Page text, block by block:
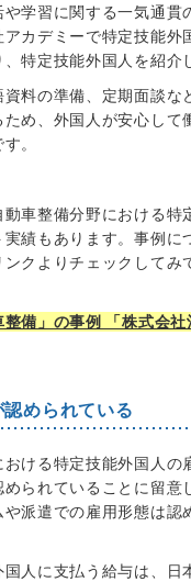
学習に関する一気通貫
アカデミーで特定技能外
特定技能外国人を紹介
料の準備、定期面談な
ため、外国人が安心して
。
車整備分野における特
績もあります。事例に
クよりチェックしてみ
備」の事例 「株式会
められている
ける特定技能外国人の
られていることに留意
や派遣での雇用形態は認
人に支払う給与は、日